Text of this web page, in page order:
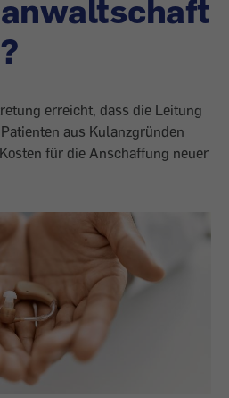
erreicht, dass die Leitung
aus Kulanzgründen
für die Anschaffung neuer